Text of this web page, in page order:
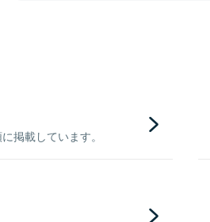
掲載しています。